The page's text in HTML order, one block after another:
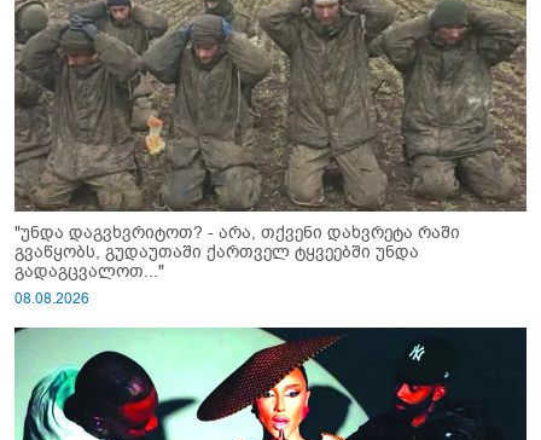
"უნდა დაგვხვრიტოთ? - არა, თქვენი დახვრეტა რაში
გვაწყობს, გუდაუთაში ქართველ ტყვეებში უნდა
გადაგცვალოთ..."
08.08.2026